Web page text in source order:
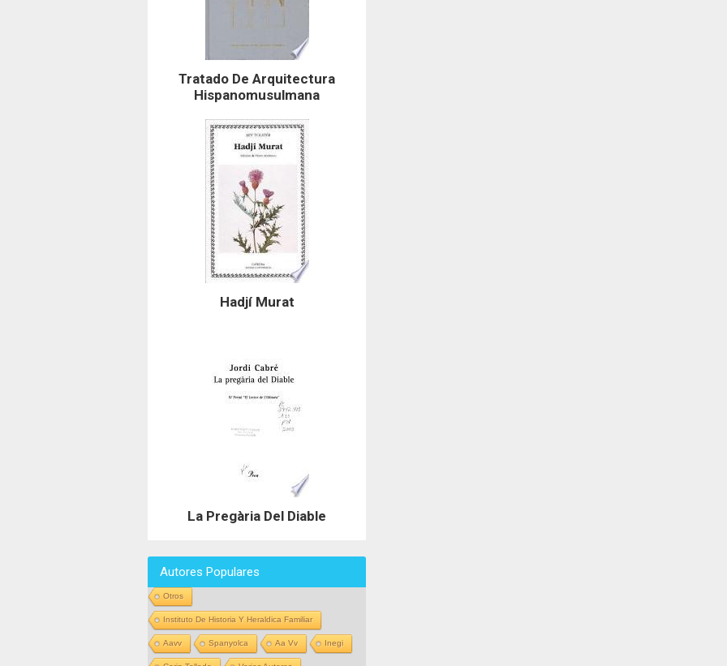
Tratado De Arquitectura
Hispanomusulmana
Hadjí Murat
La Pregària Del Diable
Autores Populares
Otros
Instituto De Historia Y Heraldica Familiar
Aavv Spanyolca Aa Vv Inegi